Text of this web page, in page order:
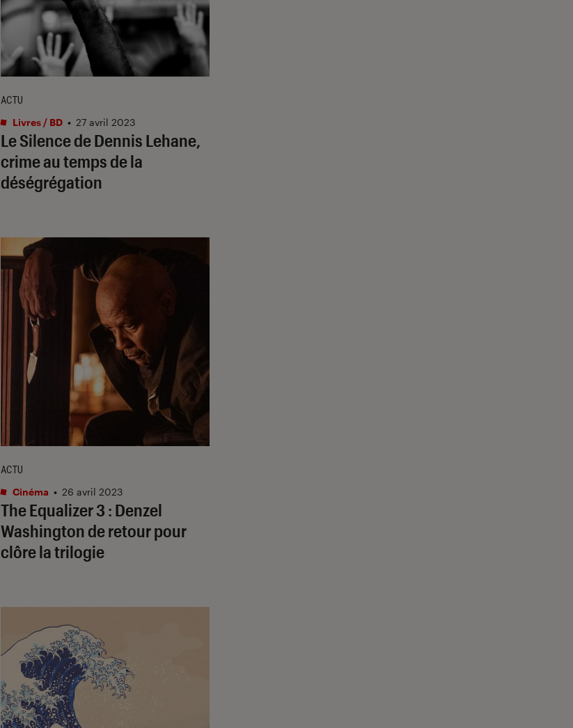
Le Silencede Dennis Lehane,
crime au temps de la
déségrégation
ACTU
Livres / BD • 27 avril 2023
The Equalizer 3 : Denzel
Washington de retour pour
clôre la trilogie
ACTU
Cinéma • 26 avril 2023